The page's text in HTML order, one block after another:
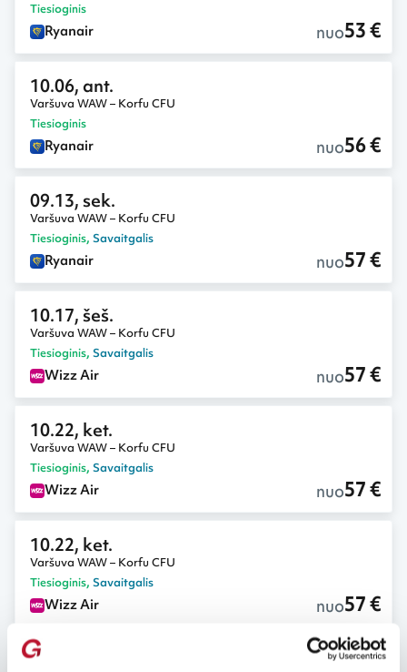
Tiesioginis
Ryanair nuo53 €
10.06, ant.
Varšuva WAW – Korfu CFU
Tiesioginis
Ryanair nuo56 €
09.13, sek.
Varšuva WAW – Korfu CFU
Tiesioginis, Savaitgalis
Ryanair nuo57 €
10.17, šeš.
Varšuva WAW – Korfu CFU
Tiesioginis, Savaitgalis
Wizz Air nuo57 €
10.22, ket.
Varšuva WAW – Korfu CFU
Tiesioginis, Savaitgalis
Wizz Air nuo57 €
10.22, ket.
Varšuva WAW – Korfu CFU
Tiesioginis, Savaitgalis
Wizz Air nuo57 €
09.29, ant.